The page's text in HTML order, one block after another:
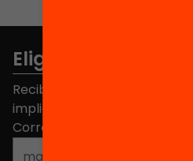
Elige equidad
Recibe contenidos,
implicarte.
Correo electrónico